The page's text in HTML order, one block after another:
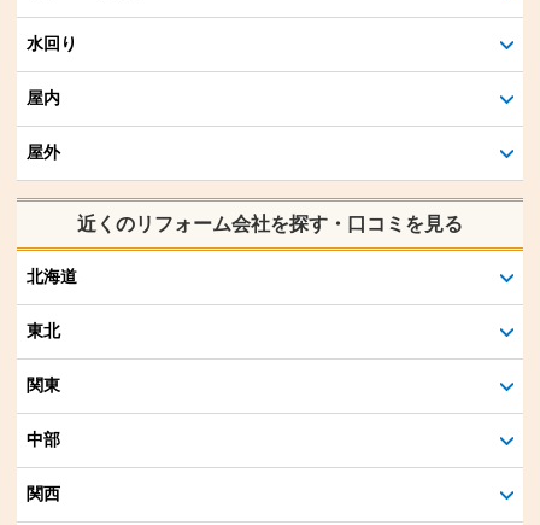
水回り
屋内
屋外
近くのリフォーム会社を探す・口コミを見る
北海道
東北
関東
中部
関西